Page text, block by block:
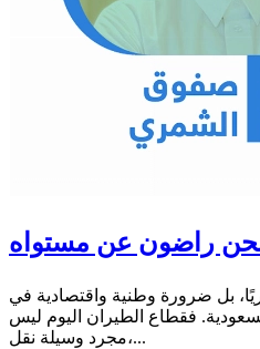
راضون عن مستواه
بل ضرورة وطنية واقتصادية في
فقطاع الطيران اليوم ليس
مجرد وسيلة نقل،...